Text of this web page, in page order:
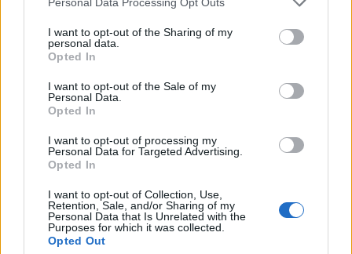
not limited to your visit or usage behaviour. You may click to
grant or deny consent to Google and its third-party tags to
use your data for below specified purposes in below Google
consent section.
I want to opt-out of the Sharing of my
personal data.
Opted In
I want to opt-out of the Sale of my
Personal Data.
Opted In
I want to opt-out of processing my
Personal Data for Targeted Advertising.
Opted In
I want to opt-out of Collection, Use,
Retention, Sale, and/or Sharing of my
Personal Data that Is Unrelated with the
Purposes for which it was collected.
Opted Out
Ένα γραφικό παραδοσιακό κατάλυμα στην
Αστυπάλαια, από τον Τάσο Δούση
29 Ιουνίου 2020, 10:59
Αναρωτιέστε ακόμα γιατί πρέπει να επισκεφθείτε την Αστυπάλαια; Για τις